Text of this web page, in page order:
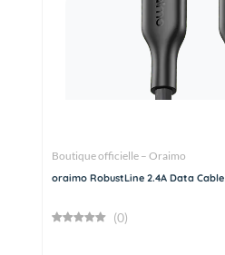
Boutique officielle – Oraimo
oraimo RobustLine 2.4A Data Cable
(0)